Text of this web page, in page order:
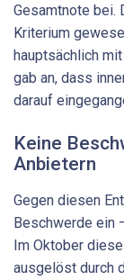
Gesamtnote bei.
Kriterium
hauptsächlich
gab an, dass
darauf
Keine
Anbietern
Gegen diesen
Beschwerde ein
Im Oktober
ausgelöst durch